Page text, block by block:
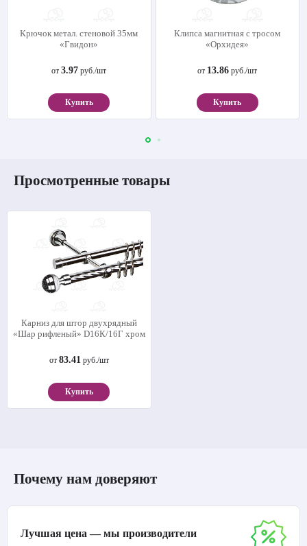
Крючок метал. стеновой 35мм
«Гвидон»
от3.97 руб./шт
Купить
Клипса магнитная с тросом
«Орхидея»
от 13.86 руб./шт
Купить
Просмотренные товары
Карниз для штор двухрядный
«Шар рифленый» D16К/16Г хром
от 83.41 руб./шт
Купить
Почему нам доверяют
Лучшая цена — мы производители